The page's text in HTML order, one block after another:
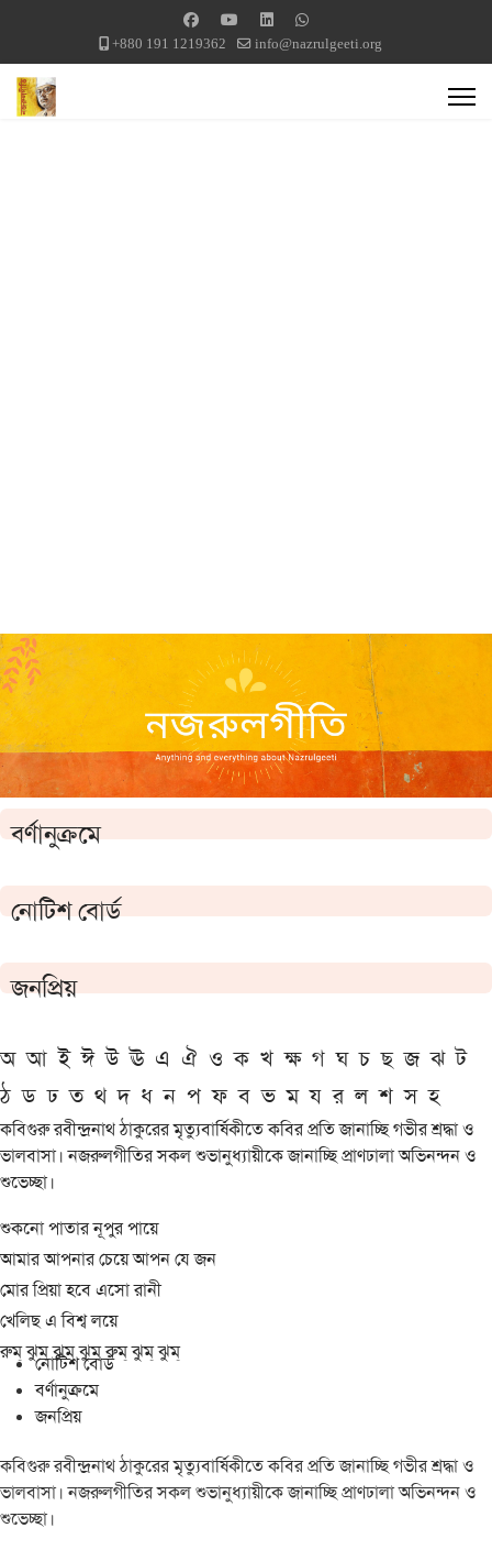
+880 191 1219362 info@nazrulgeeti.org
বর্ণানুক্রমে
নোটিশ বোর্ড
জনপ্রিয়
অ আ ই ঈ উ ঊ এ ঐ ও ক খ ক্ষ গ ঘ চ ছ জ ঝ ট
ঠ ড ঢ ত থ দ ধ ন প ফ ব ভ ম য র ল শ স হ
কবিগুরু রবীন্দ্রনাথ ঠাকুরের মৃত্যুবার্ষিকীতে কবির প্রতি জানাচ্ছি গভীর শ্রদ্ধা ও
ভালবাসা। নজরুলগীতির সকল শুভানুধ্যায়ীকে জানাচ্ছি প্রাণঢালা অভিনন্দন ও
শুভেচ্ছা।
শুকনো পাতার নূপুর পায়ে
আমার আপনার চেয়ে আপন যে জন
মোর প্রিয়া হবে এসো রানী
খেলিছ এ বিশ্ব লয়ে
রুম্ ঝুম্ ঝুম্ ঝুম্ রুম্ ঝুম্ ঝুম্
নোটিশ বোর্ড
বর্ণানুক্রমে
জনপ্রিয়
কবিগুরু রবীন্দ্রনাথ ঠাকুরের মৃত্যুবার্ষিকীতে কবির প্রতি জানাচ্ছি গভীর শ্রদ্ধা ও
ভালবাসা। নজরুলগীতির সকল শুভানুধ্যায়ীকে জানাচ্ছি প্রাণঢালা অভিনন্দন ও
শুভেচ্ছা।